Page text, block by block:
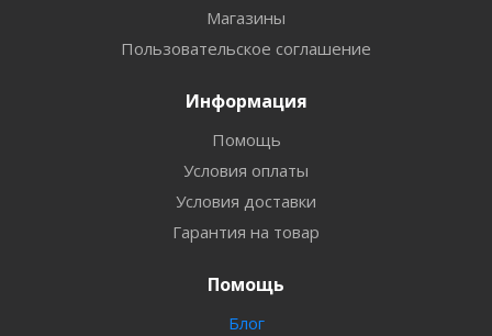
Магазины
Пользовательское соглашение
Информация
Помощь
Условия оплаты
Условия доставки
Гарантия на товар
Помощь
Блог